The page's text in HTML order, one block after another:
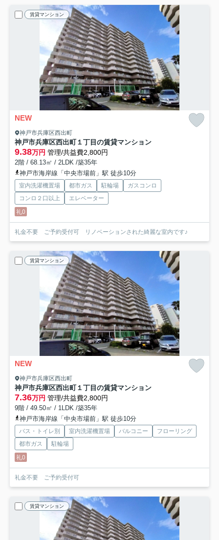
賃貸マンション
NEW
神戸市兵庫区西出町
神戸市兵庫区西出町１丁目の賃貸マンション
9.38万円 管理/共益費2,800円
2階 / 68.13㎡ / 2LDK /築35年
神戸市海岸線「中央市場前」駅 徒歩10分
室内洗濯機置場 都市ガス 駐輪場
ガスコンロ
コンロ２口以上
エレベーター
礼0
礼金不要 ご予約受付可 リノベーションされた綺麗な室内です♪
賃貸マンション
NEW
神戸市兵庫区西出町
神戸市兵庫区西出町１丁目の賃貸マンション
7.36万円 管理/共益費2,800円
9階 / 49.50㎡ / 1LDK /築35年
神戸市海岸線「中央市場前」駅 徒歩10分
バス・トイレ別 室内洗濯機置場 バルコニー
フローリング
都市ガス
駐輪場
礼0
礼金不要 ご予約受付可
賃貸マンション